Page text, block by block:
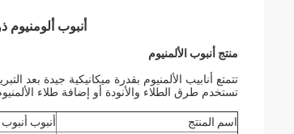
أنبوب
منتج أنبوب الألمنيوم
تتمتع أنابيب الألمنيوم بقدرة ميكانيكية جيدة بعد
تستخدم طرق الطلاء والأنودة أو إضافة طلاء
اسم المنتج
أنبوب أنبوب